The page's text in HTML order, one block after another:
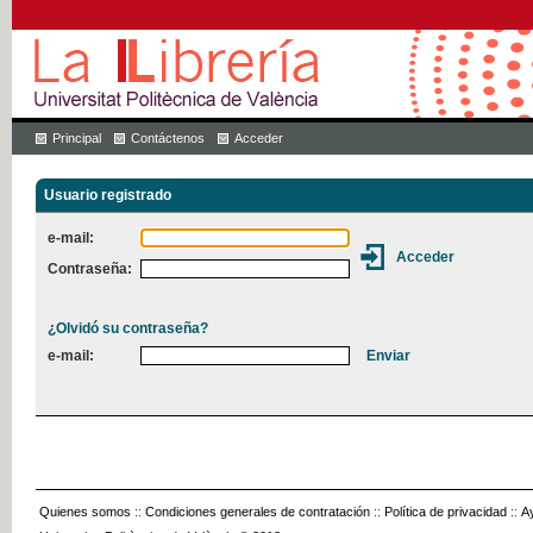
Principal Contáctenos Acceder
Usuario registrado
e-mail:
Contraseña:
¿Olvidó su contraseña?
e-mail:
Quienes somos :: Condiciones generales de contratación :: Política de privacidad ::